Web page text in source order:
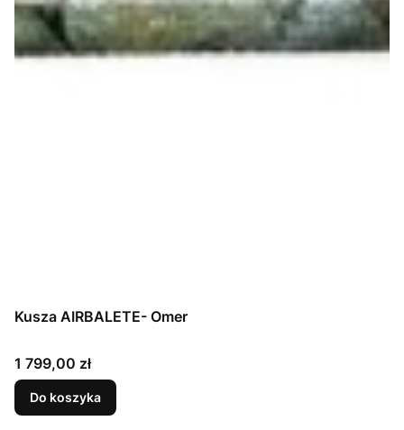
Kusza AIRBALETE- Omer
Cena
1 799,00 zł
Do koszyka